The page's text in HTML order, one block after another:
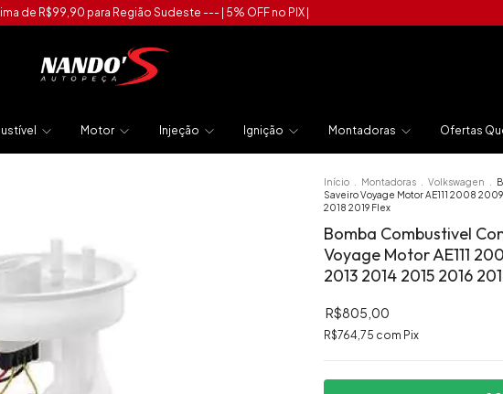
de R$99,90 para Região Sudeste --- | 5% OFF no PIX |
Motor Injeção Ignição Montadoras Ofertas
Início Montadoras Volkswagen
Saveiro Voyage Motor AE111 2008
2018 2019 Flex
Bomba Combustivel
Voyage Motor AE111
2013 2014 2015 2016
R$805,00
R$764,75 com Pix